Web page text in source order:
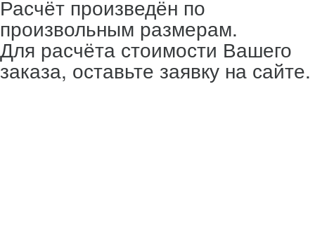
Расчёт произведён по
произвольным размерам.
Для расчёта стоимости Вашего
заказа, оставьте заявку на сайте.